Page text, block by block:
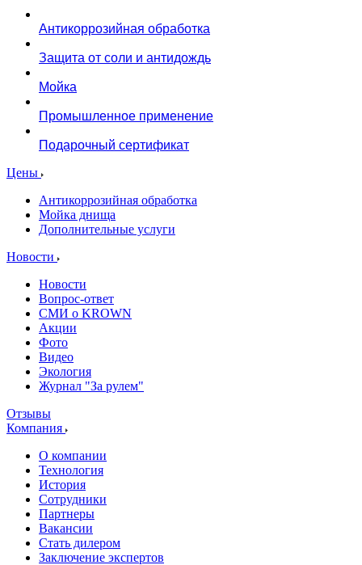
Антикоррозийная обработка
Защита от соли и антидождь
Мойка
Промышленное применение
Подарочный сертификат
Цены
Антикоррозийная обработка
Мойка днища
Дополнительные услуги
Новости
Новости
Вопрос-ответ
СМИ о KROWN
Акции
Фото
Видео
Экология
Журнал "За рулем"
Отзывы
Компания
О компании
Технология
История
Сотрудники
Партнеры
Вакансии
Стать дилером
Заключение экспертов